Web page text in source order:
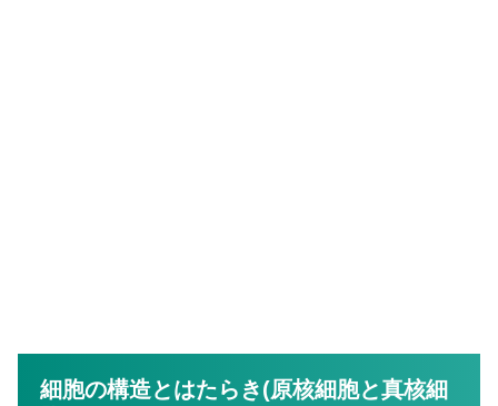
細胞の構造とはたらき(原核細胞と真核細